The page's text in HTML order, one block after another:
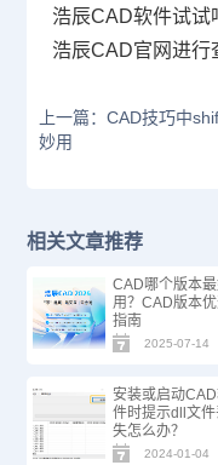
浩辰CAD软件试试
浩辰CAD官网进行
上一篇：CAD技巧中
妙用
相关文章推荐
CAD哪个版本
用？CAD版本
指南
2025-07-14
安装或启动
件时提示dll文
失怎么办？
2024-01-04